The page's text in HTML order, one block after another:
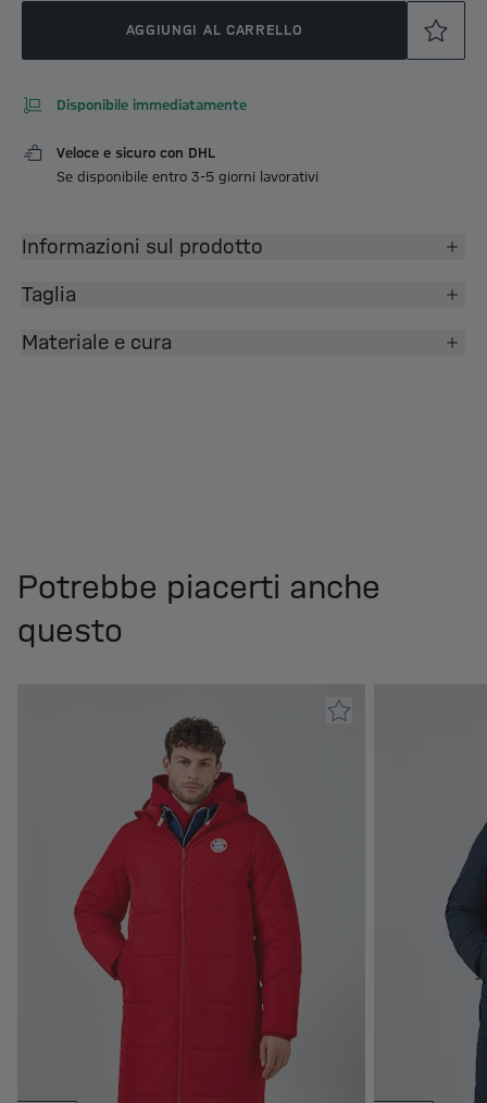
AGGIUNGI AL CARRELLO
Disponibile immediatamente
Veloce e sicuro con DHL
Se disponibile entro 3-5 giorni lavorativi
Informazioni sul prodotto
Taglia
Materiale e cura
Potrebbe piacerti anche
questo